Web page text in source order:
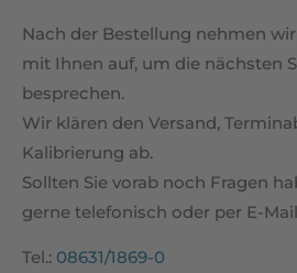
Nach der Bestellung nehmen
mit Ihnen auf, um die nächsten
besprechen.
Wir klären den Versand,
Kalibrierung ab.
Sollten Sie vorab noch Fragen
gerne telefonisch oder per E-
Tel.: 08631/1869-0